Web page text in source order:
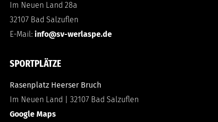
Im Neuen Land 28a
32107 Bad Salzuflen
E-Mail: info@sv-werlaspe.de
SPORTPLÄTZE
Rasenplatz Heerser Bruch
Im Neuen Land | 32107 Bad Salzuflen
Google Maps